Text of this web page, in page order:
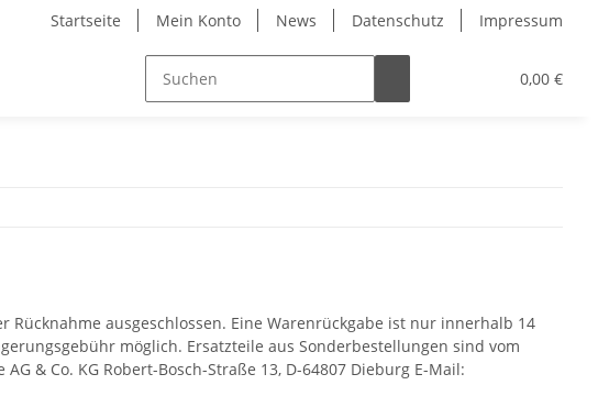
Startseite Mein Konto News Datenschutz Impressum
0,00 €
ausgeschlossen. Eine Warenrückgabe ist nur innerhalb 14
möglich. Ersatzteile aus Sonderbestellungen sind vom
& Co. KG Robert-Bosch-Straße 13, D-64807 Dieburg E-Mail: